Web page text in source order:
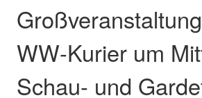
WW-Kurier um
Schau- und